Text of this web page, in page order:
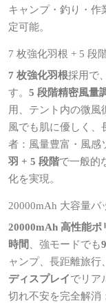
キャンプ・釣り・作
定可能。
7 枚強化羽根 + 5 段
7 枚強化羽根採用で
す。 5 段階精密風量
用、テント内の微風
風でも肌に優しく、
者：風量豊富・風感
羽 + 5 段階で一般的
化を実現。
20000mAh 大容量バ
20000mAh 高性能ポ
時間 、強モードでも
ャンプ、長距離旅行
ディスプレイでリア
切れ不安を完全解消